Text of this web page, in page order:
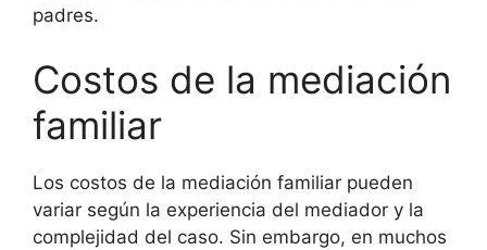
padres.
Costos de la mediación
familiar
Los costos de la mediación familiar pueden
variar según la experiencia del mediador y la
complejidad del caso. Sin embargo, en muchos